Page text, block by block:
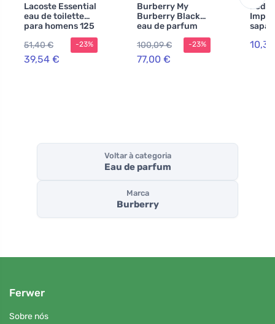
Lacoste Essential
eau de toilette
para homens 125
51,40 €
39,54 €
-23%
Burberry My
Burberry Black
eau de parfum
para mulheres 90
ml
100,09 €
77,00 €
-23%
Voltar à categoria
Eau de parfum
Marca
Burberry
Ferwer
Sobre nós